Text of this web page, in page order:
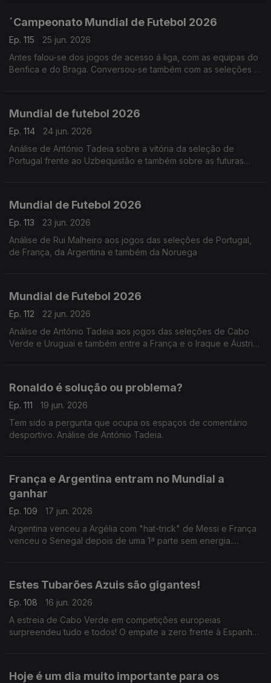
´Campeonato Mundial de Futebol 2026
Ep. 115
25 jun. 2026
Antes falou-se dos jogos de acesso á liga, com as equipas do
Benfica e do Braga. Conversou-se também com as seleções já
Mundial de futebol 2026
Ep. 114
24 jun. 2026
Análise de António Tadeia sobre a vitória da seleção de
Portugal frente ao Uzbequistão e também sobre as futuras
Mundial de Futebol 2026
Ep. 113
23 jun. 2026
Análise de Rui Malheiro aos jogos das seleções de Portugal,
de França, da Argentina e também da Noruega
Mundial de Futebol 2026
Ep. 112
22 jun. 2026
Análise de António Tadeia aos jogos das seleções de Cabo
Verde e Uruguai e também entre a França e o Iraque e Áustria
Ronaldo é solução ou problema?
Ep. 111
19 jun. 2026
Tem sido a pergunta que ocupa os espaços de comentário
desportivo. Análise de António Tadeia.
França e Argentina entram no Mundial a
ganhar
Ep. 109
17 jun. 2026
Argentina venceu a Argélia com "hat-trick" de Messi e França
venceu o Senegal depois de uma 1ª parte sem energia.
Estes Tubarões Azuis são gigantes!
Ep. 108
16 jun. 2026
A estreia de Cabo Verde em competições europeias
surpreendeu tudo e todos! O empate a zero frente à Espanha,
Hoje é um dia muito importante para os